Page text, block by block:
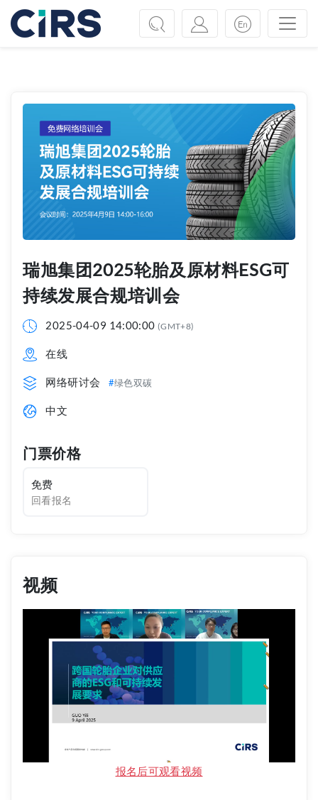
瑞旭集团2025轮胎及原材料ESG可
持续发展合规培训会
2025-04-09 14:00:00 (GMT+8)
在线
网络研讨会 绿色双碳
中文
门票价格
免费
回看报名
视频
报名后可观看视频